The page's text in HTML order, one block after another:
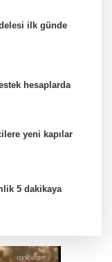
ilk günde
hesaplarda
yeni kapılar
5 dakikaya